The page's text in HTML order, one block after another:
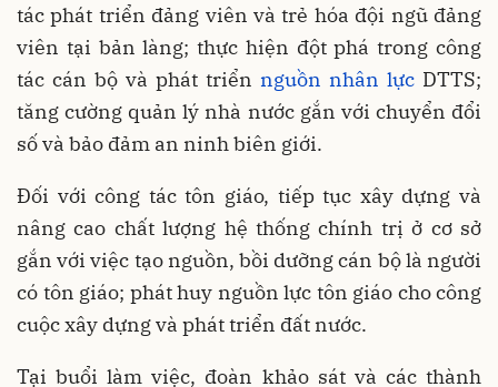
tác phát triển đảng viên và trẻ hóa đội ngũ đảng
viên tại bản làng; thực hiện đột phá trong công
tác cán bộ và phát triển nguồn nhân lực DTTS;
tăng cường quản lý nhà nước gắn với chuyển đổi
số và bảo đảm an ninh biên giới.
Đối với công tác tôn giáo, tiếp tục xây dựng và
nâng cao chất lượng hệ thống chính trị ở cơ sở
gắn với việc tạo nguồn, bồi dưỡng cán bộ là người
có tôn giáo; phát huy nguồn lực tôn giáo cho công
cuộc xây dựng và phát triển đất nước.
Tại buổi làm việc, đoàn khảo sát và các thành